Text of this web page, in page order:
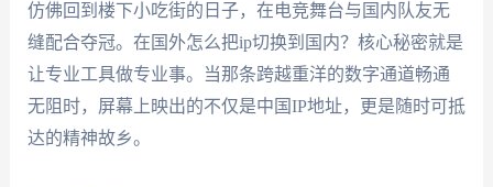
仿佛回到楼下小吃街的日子，在电竞舞台与国内队友无
缝配合夺冠。在国外怎么把ip切换到国内？核心秘密就是
让专业工具做专业事。当那条跨越重洋的数字通道畅通
无阻时，屏幕上映出的不仅是中国IP地址，更是随时可抵
达的精神故乡。